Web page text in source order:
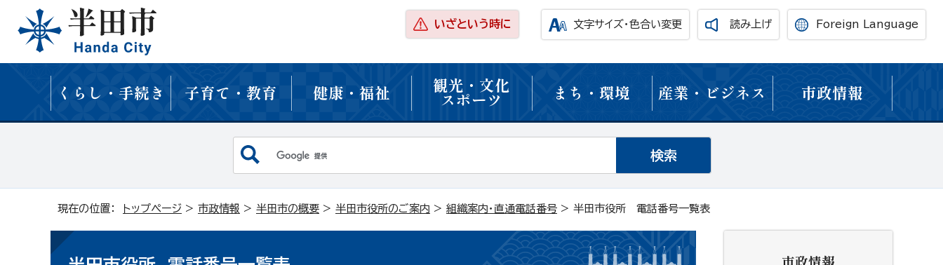
いざという時に 文字サイズ・色合い変更 読み上げ Foreign Language
くらし・手続き 子育て・教育 健康・福祉 観光・文化
スポーツ まち・環境 産業・ビジネス 市政情報
現在の位置： トップページ > 市政情報 > 半田市の概要 > 半田市役所のご案内 > 組織案内・直通電話番号 > 半田市役所 電話番号一覧表
市政情報